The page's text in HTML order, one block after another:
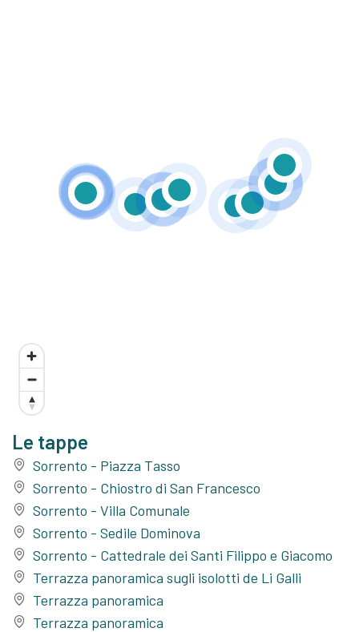
Le tappe
Sorrento - Piazza Tasso
Sorrento - Chiostro di San Francesco
Sorrento - Villa Comunale
Sorrento - Sedile Dominova
Sorrento - Cattedrale dei Santi Filippo e Giacomo
Terrazza panoramica sugli isolotti de Li Galli
Terrazza panoramica
Terrazza panoramica